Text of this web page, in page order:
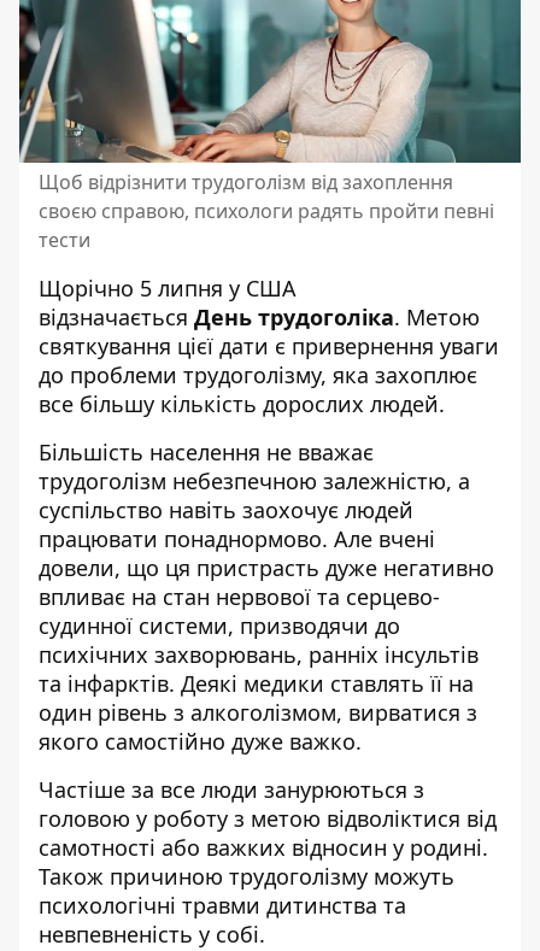
Щоб відрізнити трудоголізм від захоплення
своєю справою, психологи радять пройти певні
тести
Щорічно 5 липня у США
відзначається День трудоголіка. Метою
святкування цієї дати є привернення уваги
до проблеми трудоголізму, яка захоплює
все більшу кількість дорослих людей.
Більшість населення не вважає
трудоголізм небезпечною залежністю, а
суспільство навіть заохочує людей
працювати понаднормово. Але вчені
довели, що ця пристрасть дуже негативно
впливає на стан нервової та серцево-
судинної системи, призводячи до
психічних захворювань, ранніх інсультів
та інфарктів. Деякі медики ставлять її на
один рівень з алкоголізмом, вирватися з
якого самостійно дуже важко.
Частіше за все люди занурюються з
головою у роботу з метою відволіктися від
самотності або важких відносин у родині.
Також причиною трудоголізму можуть
психологічні травми дитинства та
невпевненість у собі.